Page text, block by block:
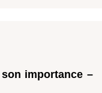
son importance –